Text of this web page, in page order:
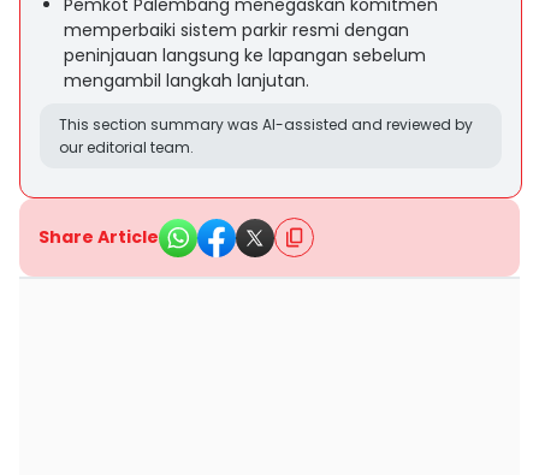
Pemkot Palembang menegaskan komitmen
memperbaiki sistem parkir resmi dengan
peninjauan langsung ke lapangan sebelum
mengambil langkah lanjutan.
This section summary was AI-assisted and reviewed by
our editorial team.
Share Article